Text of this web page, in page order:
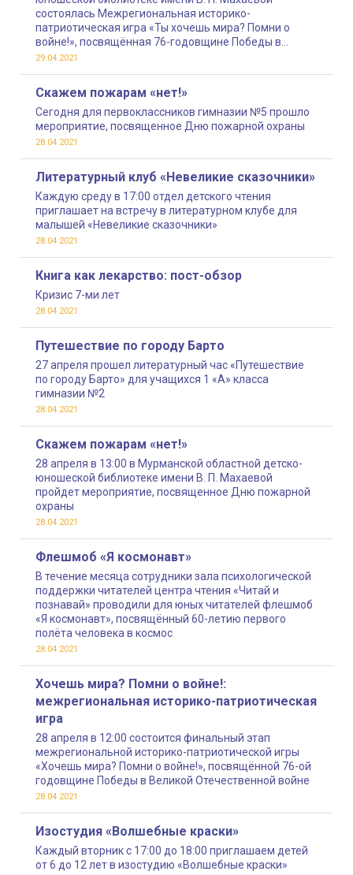
состоялась Межрегиональная историко-
патриотическая игра «Ты хочешь мира? Помни о
войне!», посвящённая 76-годовщине Победы в
Великой Отечественной войне
29.04.2021
Скажем пожарам «нет!»
Сегодня для первоклассников гимназии №5 прошло
мероприятие, посвященное Дню пожарной охраны
28.04.2021
Литературный клуб «Невеликие сказочники»
Каждую среду в 17:00 отдел детского чтения
приглашает на встречу в литературном клубе для
малышей «Невеликие сказочники»
28.04.2021
Книга как лекарство: пост-обзор
Кризис 7-ми лет
28.04.2021
Путешествие по городу Барто
27 апреля прошел литературный час «Путешествие
по городу Барто» для учащихся 1 «А» класса
гимназии №2
28.04.2021
Скажем пожарам «нет!»
28 апреля в 13:00 в Мурманской областной детско-
юношеской библиотеке имени В. П. Махаевой
пройдет мероприятие, посвященное Дню пожарной
охраны
28.04.2021
Флешмоб «Я космонавт»
В течение месяца сотрудники зала психологической
поддержки читателей центра чтения «Читай и
познавай» проводили для юных читателей флешмоб
«Я космонавт», посвящённый 60-летию первого
полёта человека в космос
28.04.2021
Хочешь мира? Помни о войне!:
межрегиональная историко-патриотическая
игра
28 апреля в 12:00 состоится финальный этап
межрегиональной историко-патриотической игры
«Хочешь мира? Помни о войне!», посвящённой 76-ой
годовщине Победы в Великой Отечественной войне
28.04.2021
Изостудия «Волшебные краски»
Каждый вторник с 17:00 до 18:00 приглашаем детей
от 6 до 12 лет в изостудию «Волшебные краски»